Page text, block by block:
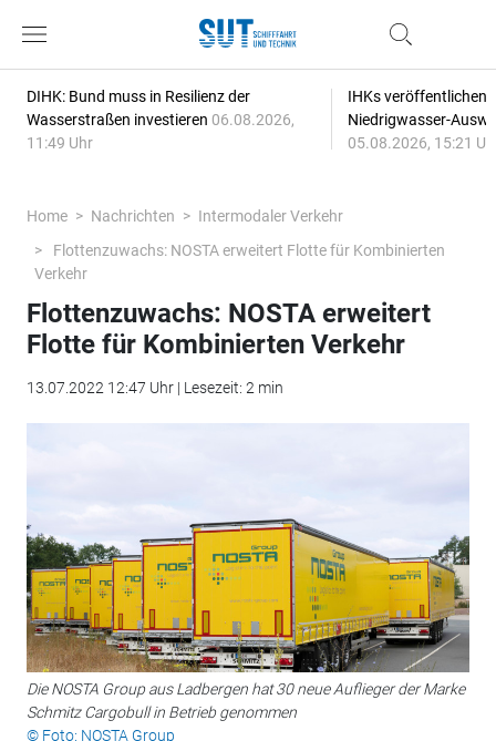
DIHK: Bund muss in Resilienz der
Wasserstraßen investieren 06.08.2026,
11:49 Uhr
IHKs veröffentlichen
Niedrigwasser-
05.08.2026, 15:21
Home Nachrichten
Intermodaler Verkehr
Flottenzuwachs: NOSTA erweitert Flotte für Kombinierten
Verkehr
Flottenzuwachs: NOSTA erweitert
Flotte für Kombinierten Verkehr
13.07.2022 12:47 Uhr | Lesezeit: 2 min
Die NOSTA Group aus Ladbergen hat 30 neue Auflieger der Marke
Schmitz Cargobull in Betrieb genommen
© Foto: NOSTA Group